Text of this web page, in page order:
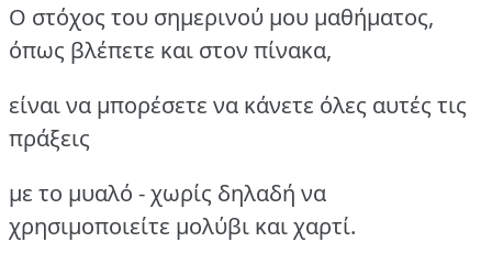
Ο στόχος του σημερινού μου μαθήματος,
όπως βλέπετε και στον πίνακα,
είναι να μπορέσετε να κάνετε όλες αυτές τις
πράξεις
με το μυαλό - χωρίς δηλαδή να
χρησιμοποιείτε μολύβι και χαρτί.